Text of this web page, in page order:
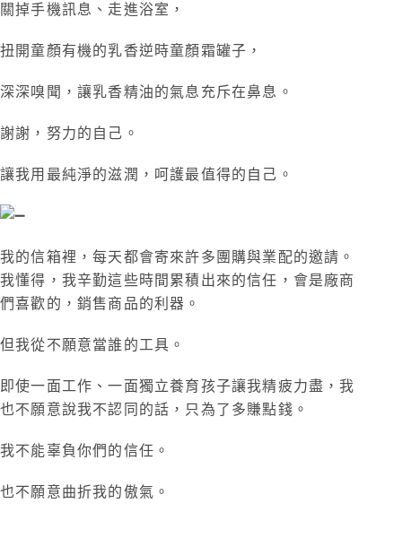
關掉手機訊息、走進浴室，
扭開童顏有機的乳香逆時童顏霜罐子，
深深嗅聞，讓乳香精油的氣息充斥在鼻息。
謝謝，努力的自己。
讓我用最純淨的滋潤，呵護最值得的自己。
​我的信箱裡，每天都會寄來許多團購與業配的邀請。
我懂得，我辛勤這些時間累積出來的信任，會是廠商
們喜歡的，銷售商品的利器。
但我從不願意當誰的工具。
即使一面工作、一面獨立養育孩子讓我精疲力盡，我
也不願意說我不認同的話，只為了多賺點錢。
我不能辜負你們的信任。
也不願意曲折我的傲氣。